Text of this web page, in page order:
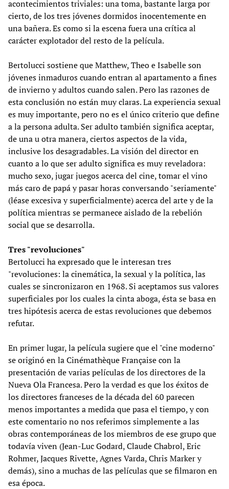
acontecimientos triviales: una toma, bastante larga por
cierto, de los tres jóvenes dormidos inocentemente en
una bañera. Es como si la escena fuera una crítica al
carácter explotador del resto de la película.
Bertolucci sostiene que Matthew, Theo e Isabelle son
jóvenes inmaduros cuando entran al apartamento a fines
de invierno y adultos cuando salen. Pero las razones de
esta conclusión no están muy claras. La experiencia sexual
es muy importante, pero no es el único criterio que define
a la persona adulta. Ser adulto también significa aceptar,
de una u otra manera, ciertos aspectos de la vida,
inclusive los desagradables. La visión del director en
cuanto a lo que ser adulto significa es muy reveladora:
mucho sexo, jugar juegos acerca del cine, tomar el vino
más caro de papá y pasar horas conversando "seriamente"
(léase excesiva y superficialmente) acerca del arte y de la
política mientras se permanece aislado de la rebelión
social que se desarrolla.
Tres "revoluciones"
Bertolucci ha expresado que le interesan tres
"revoluciones: la cinemática, la sexual y la política, las
cuales se sincronizaron en 1968. Si aceptamos sus valores
superficiales por los cuales la cinta aboga, ésta se basa en
tres hipótesis acerca de estas revoluciones que debemos
refutar.
En primer lugar, la película sugiere que el "cine moderno"
se originó en la Cinémathèque Française con la
presentación de varias películas de los directores de la
Nueva Ola Francesa. Pero la verdad es que los éxitos de
los directores franceses de la década del 60 parecen
menos importantes a medida que pasa el tiempo, y con
este comentario no nos referimos simplemente a las
obras contemporáneas de los miembros de ese grupo que
todavía viven (Jean-Luc Godard, Claude Chabrol, Eric
Rohmer, Jacques Rivette, Agnes Varda, Chris Marker y
demás), sino a muchas de las películas que se filmaron en
esa época.